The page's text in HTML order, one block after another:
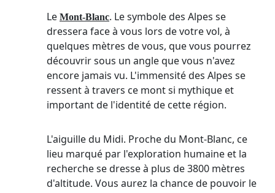
Le Mont-Blanc. Le symbole des Alpes se
dressera face à vous lors de votre vol, à
quelques mètres de vous, que vous pourrez
découvrir sous un angle que vous n'avez
encore jamais vu. L'immensité des Alpes se
ressent à travers ce mont si mythique et
important de l'identité de cette région.
L'aiguille du Midi. Proche du Mont-Blanc, ce
lieu marqué par l'exploration humaine et la
recherche se dresse à plus de 3800 mètres
d'altitude. Vous aurez la chance de pouvoir le